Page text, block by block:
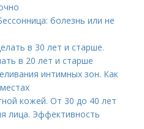
болезнь или не
в 30 лет и старше.
в 20 лет и старше
интимных зон. Как
кожей. От 30 до 40 лет
лица. Эффективность